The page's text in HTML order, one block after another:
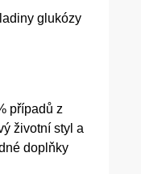
glukózy
případů z
životní styl a
doplňky